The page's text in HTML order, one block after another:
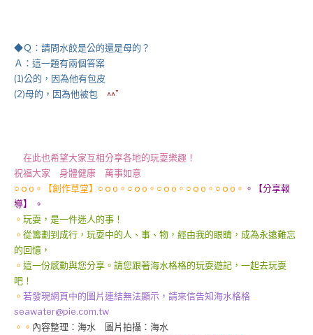
◆Ｑ：請問水餃是公的還是母的？
Ａ：這一題有兩個答案
(1)公的，因為他有包皮
(2)母的，因為他被包 ^^”
在此也希望大家互相分享各地的玩耍樂趣！
祝福大家 身體健康 萬事如意
○ｏo。【創作草堂】○ｏo。○ｏo。○ｏo。○ｏo。○ｏo。 。【分享報
導】 。
。 玩耍，是一件迷人的事！
。 從籌劃到成行，玩耍中的人、事、物，經由我的眼睛，成為永遠難忘
的回憶，
。 這一份感動與您分享。請您跟著海水格格的玩耍遊記，一起去玩耍
吧！
。 若發現網頁中的圖片連結無法顯示，請來信告知海水格格
seawater@pie.com.tw
。。 內容整理：海水 圖片拍攝：海水